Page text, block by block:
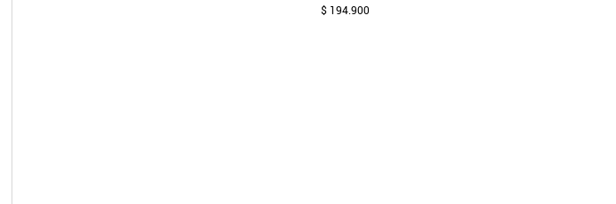
$ 194.900